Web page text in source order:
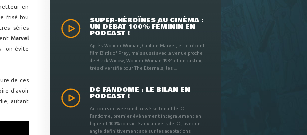
en
frisé fou
séries
Marvel
- on évite
de ces
d'avoir
autant
SUPER-HÉROÏNES AU CINÉMA :
UN DÉBAT 100% FÉMININ EN
PODCAST !
Après Wonder Woman, Captain Marvel, et le récent
film Birds of Prey, mais aussi avec la venue proche
de Black Widow, Wonder Woman 1984 et un casting
très diversifié pour The Eternals, les ...
DC FANDOME : LE BILAN EN
PODCAST !
Au cours du weekend passé se tenait le DC
Fandome, premier évènement intégralement en
ligne et 100% consacré aux univers de DC, avec un
angle définitivement axé sur les adaptations